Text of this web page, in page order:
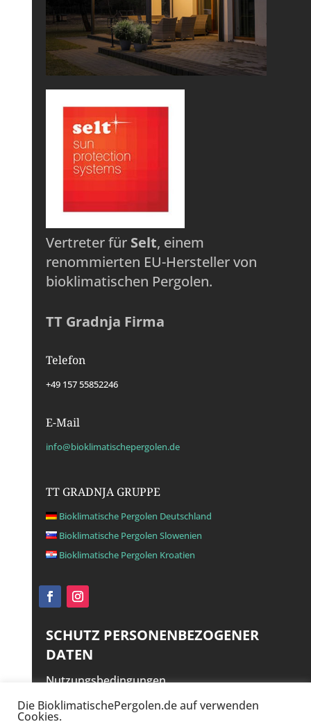
Vertreter für Selt, einem
renommierten EU-Hersteller von
bioklimatischen Pergolen.
TT Gradnja Firma
Telefon
+49 157 55852246
E-Mail
info@bioklimatischepergolen.de
TT GRADNJA GRUPPE
Bioklimatische Pergolen Deutschland
Bioklimatische Pergolen Slowenien
Bioklimatische Pergolen Kroatien
SCHUTZ PERSONENBEZOGENER
DATEN
Nutzungsbedingungen
Haftungsausschluss
Die BioklimatischePergolen.de auf verwenden
Cookies.